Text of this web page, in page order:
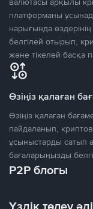
платформаны
нарығында
белгілей отырып,
және тікелей басқа
Өзіңіз қалаған
Өзіңіз қалаған
пайдаланып,
ұсыныстарды сатып
бағаларыңызды
P2P блогы